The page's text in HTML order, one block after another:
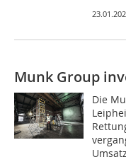
Munk Group
Die